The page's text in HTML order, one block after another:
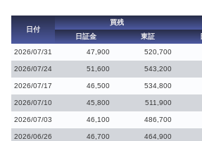
日付
買残
日証金
東証
2026/07/31
47,900 520,700
2026/07/24 51,600 543,200
2026/07/17 46,500 534,800
2026/07/10 45,800 511,900
2026/07/03 46,100 486,700
2026/06/26 46,700 464,900